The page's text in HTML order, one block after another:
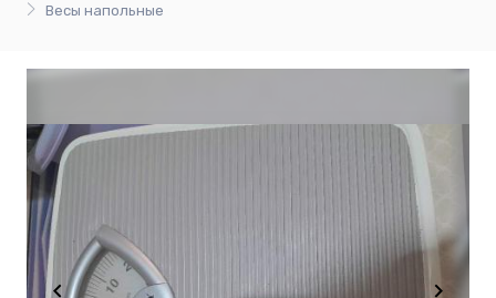
Весы напольные